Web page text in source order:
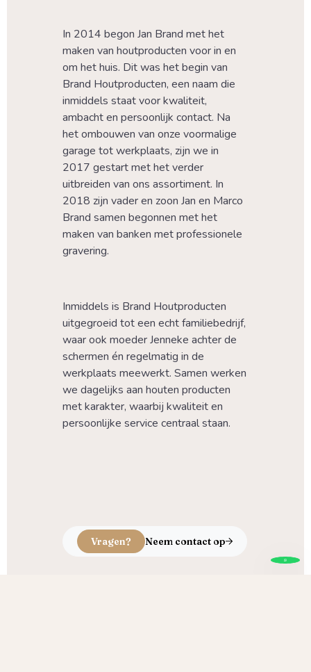
In 2014 begon Jan Brand met het
maken van houtproducten voor in en
om het huis. Dit was het begin van
Brand Houtproducten, een naam die
inmiddels staat voor kwaliteit,
ambacht en persoonlijk contact. Na
het ombouwen van onze voormalige
garage tot werkplaats, zijn we in
2017 gestart met het verder
uitbreiden van ons assortiment. In
2018 zijn vader en zoon Jan en Marco
Brand samen begonnen met het
maken van banken met professionele
gravering.
Inmiddels is Brand Houtproducten
uitgegroeid tot een echt familiebedrijf,
waar ook moeder Jenneke achter de
schermen én regelmatig in de
werkplaats meewerkt. Samen werken
we dagelijks aan houten producten
met karakter, waarbij kwaliteit en
persoonlijke service centraal staan.
Vragen? Neem contact op